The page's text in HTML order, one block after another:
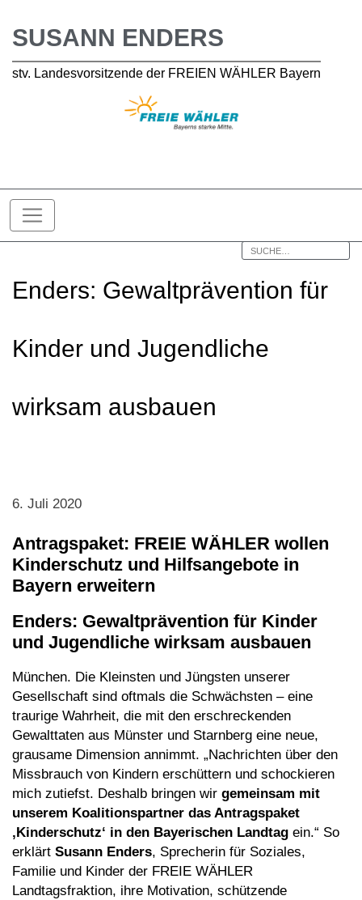
SUSANN ENDERS
stv. Landesvorsitzende der FREIEN WÄHLER Bayern
Enders: Gewaltprävention für
Kinder und Jugendliche
wirksam ausbauen
6. Juli 2020
Antragspaket: FREIE WÄHLER wollen
Kinderschutz und Hilfsangebote in
Bayern erweitern
Enders: Gewaltprävention für Kinder
und Jugendliche wirksam ausbauen
München. Die Kleinsten und Jüngsten unserer
Gesellschaft sind oftmals die Schwächsten – eine
traurige Wahrheit, die mit den erschreckenden
Gewalttaten aus Münster und Starnberg eine neue,
grausame Dimension annimmt. „Nachrichten über den
Missbrauch von Kindern erschüttern und schockieren
mich zutiefst. Deshalb bringen wir gemeinsam mit
unserem Koalitionspartner das Antragspaket
‚Kinderschutz‘ in den Bayerischen Landtag ein.“ So
erklärt Susann Enders, Sprecherin für Soziales,
Familie und Kinder der FREIE WÄHLER
Landtagsfraktion, ihre Motivation, schützende